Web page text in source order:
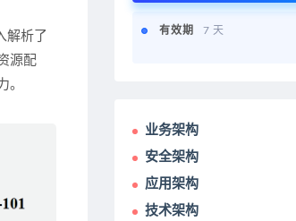
解析了
源配
。
有效期 7 天
业务架构
安全架构
应用架构
技术架构